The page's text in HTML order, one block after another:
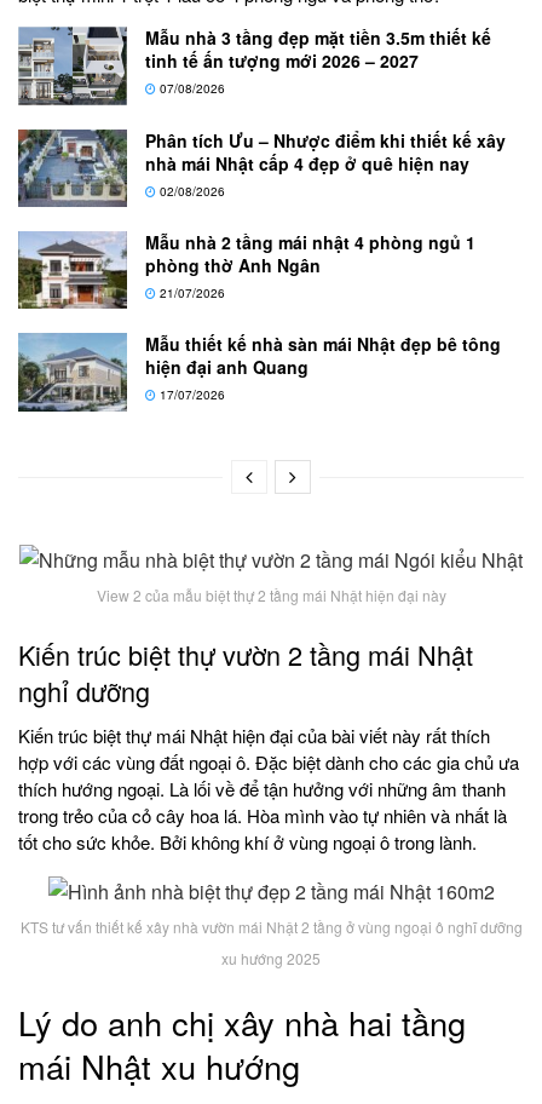
Mẫu nhà 3 tầng đẹp mặt tiền 3.5m thiết kế
tinh tế ấn tượng mới 2026 – 2027
07/08/2026
Phân tích Ưu – Nhược điểm khi thiết kế xây
nhà mái Nhật cấp 4 đẹp ở quê hiện nay
02/08/2026
Mẫu nhà 2 tầng mái nhật 4 phòng ngủ 1
phòng thờ Anh Ngân
21/07/2026
Mẫu thiết kế nhà sàn mái Nhật đẹp bê tông
hiện đại anh Quang
17/07/2026
View 2 của mẫu biệt thự 2 tầng mái Nhật hiện đại này
Kiến trúc biệt thự vườn 2 tầng mái Nhật
nghỉ dưỡng
Kiến trúc biệt thự mái Nhật hiện đại của bài viết này rất thích
hợp với các vùng đất ngoại ô. Đặc biệt dành cho các gia chủ ưa
thích hướng ngoại. Là lối về để tận hưởng với những âm thanh
trong trẻo của cỏ cây hoa lá. Hòa mình vào tự nhiên và nhất là
tốt cho sức khỏe. Bởi không khí ở vùng ngoại ô trong lành.
KTS tư vấn thiết kế xây nhà vườn mái Nhật 2 tầng ở vùng ngoại ô nghĩ dưỡng
xu hướng 2025
Lý do anh chị xây nhà hai tầng
mái Nhật xu hướng